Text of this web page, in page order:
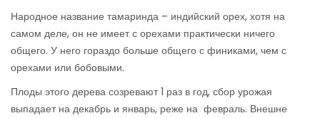
Народное название тамаринда – индийский орех, хотя на
самом деле, он не имеет с орехами практически ничего
общего. У него гораздо больше общего с финиками, чем с
орехами или бобовыми.
Плоды этого дерева созревают 1 раз в год, сбор урожая
выпадает на декабрь и январь, реже на февраль. Внешне